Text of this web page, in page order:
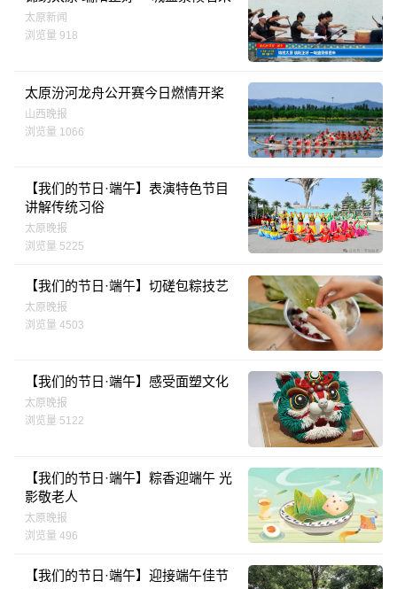
太原新闻
浏览量 918
太原汾河龙舟公开赛今日燃情开桨
山西晚报
浏览量 1066
【我们的节日·端午】表演特色节目
讲解传统习俗
太原晚报
浏览量 5225
【我们的节日·端午】切磋包粽技艺
太原晚报
浏览量 4503
【我们的节日·端午】感受面塑文化
太原晚报
浏览量 5122
【我们的节日·端午】粽香迎端午 光
影敬老人
太原晚报
浏览量 496
【我们的节日·端午】迎接端午佳节